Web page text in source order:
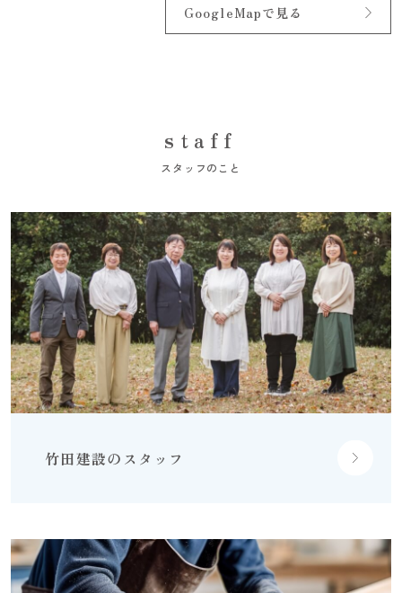
GoogleMapで見る
staff
スタッフのこと
竹田建設のスタッフ